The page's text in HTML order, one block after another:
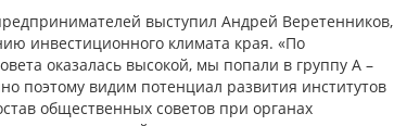
выступил Андрей Веретенников,
инвестиционного климата края. «По
оказалась высокой, мы попали в группу А –
поэтому видим потенциал развития институтов
общественных советов при органах